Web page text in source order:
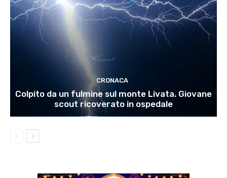
CRONACA
Colpito da un fulmine sul monte Livata. Giovane
scout ricoverato in ospedale